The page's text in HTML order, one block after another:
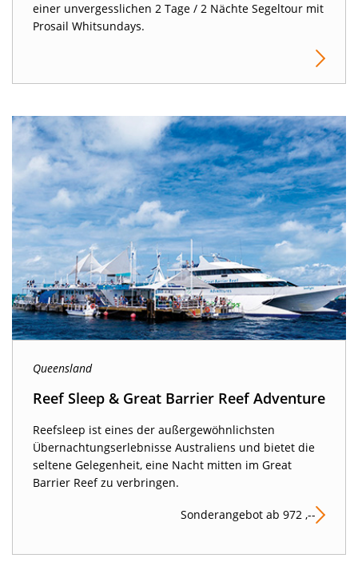
einer unvergesslichen 2 Tage / 2 Nächte Segeltour mit
Prosail Whitsundays.
Queensland
Reef Sleep & Great Barrier Reef Adventure
Reefsleep ist eines der außergewöhnlichsten
Übernachtungserlebnisse Australiens und bietet die
seltene Gelegenheit, eine Nacht mitten im Great
Barrier Reef zu verbringen.
Sonderangebot ab 972 ,--